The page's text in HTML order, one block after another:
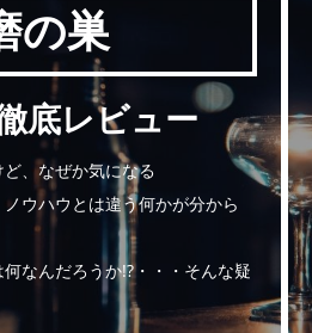
の巣
底レビュー
、なぜか気になる
ウハウとは違う何かが分から
なんだろうか!?・・・そんな疑